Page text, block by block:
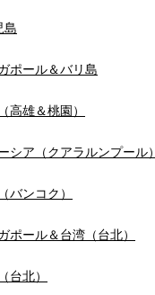
島
ポール＆バリ島
高雄＆桃園）
シア（クアラルンプール）
バンコク）
ポール＆台湾（台北）
台北）